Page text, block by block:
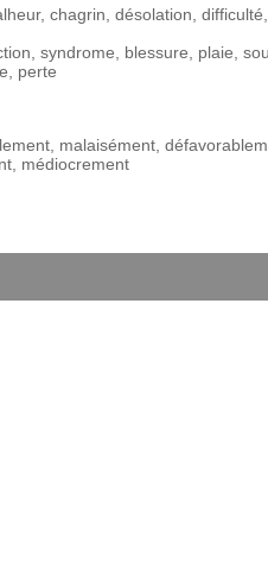
, chagrin désolation difficulté
syndrome blessure plaie
perte
, malaisément,
, médiocrement